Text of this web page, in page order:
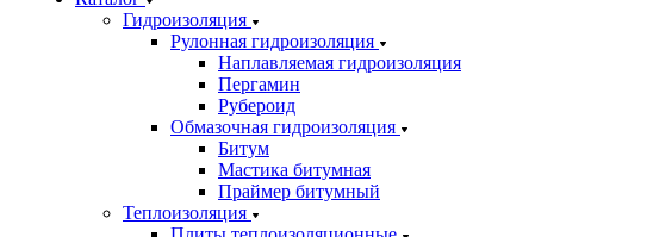
Гидроизоляция
Рулонная гидроизоляция
Наплавляемая гидроизоляция
Пергамин
Рубероид
Обмазочная гидроизоляция
Битум
Мастика битумная
Праймер битумный
Теплоизоляция